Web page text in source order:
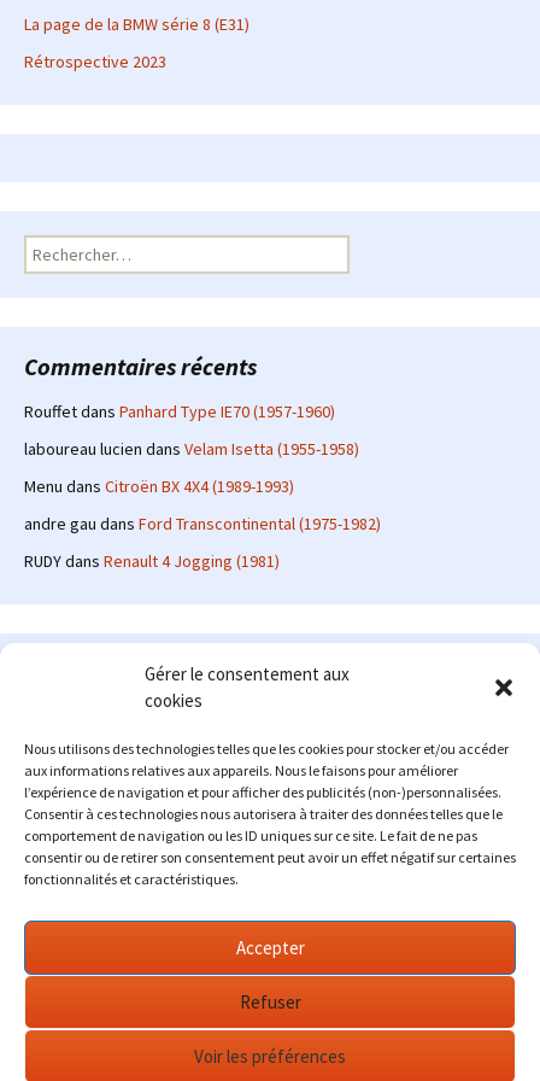
Gérer le consentement aux
cookies
Nous utilisons des technologies telles que les cookies pour stocker et/ou accéder
aux informations relatives aux appareils. Nous le faisons pour améliorer
l’expérience de navigation et pour afficher des publicités (non-)personnalisées.
Consentir à ces technologies nous autorisera à traiter des données telles que le
comportement de navigation ou les ID uniques sur ce site. Le fait de ne pas
consentir ou de retirer son consentement peut avoir un effet négatif sur certaines
fonctionnalités et caractéristiques.
Accepter
Refuser
Voir les préférences
La page de la BMW série 8 (E31)
Rétrospective 2023
Rechercher :
Commentaires récents
Rouffetdans Panhard Type IE70 (1957-1960)
laboureau lucien dans Velam Isetta (1955-1958)
Menu dans Citroën BX 4X4 (1989-1993)
andre gau dans Ford Transcontinental (1975-1982)
RUDYdans Renault 4 Jogging (1981)
Le site en quelques mots
: passionné d'automobile ancienne depuis de
internet à partir de 2009 au travers d'un blog qui a connu un relatif
succès. Fin 2013, je décide de prendre mon autonomie et me lancer
avec mon propre site : l'Automobile Ancienne.
Me contacter : alex(at)lautomobileancienne.com
Fièrement propulsé par WordPress